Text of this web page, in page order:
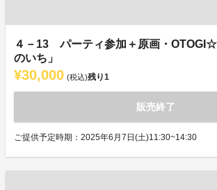
４－13 パーティ参加＋原画・
のいち」
¥30,000 (税込)残り1
販売終了
ご提供予定時期：2025年6月7日(土)11:30~14:30